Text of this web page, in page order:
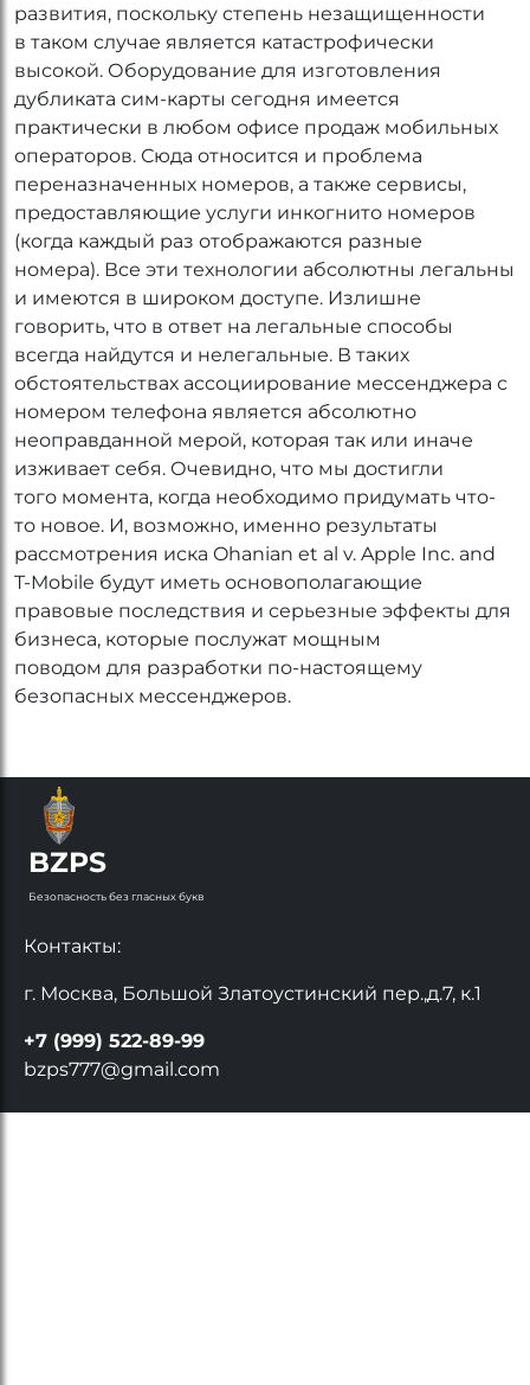
развития, поскольку степень незащищенности
в таком случае является катастрофически
высокой. Оборудование для изготовления
дубликата сим-карты сегодня имеется
практически в любом офисе продаж мобильных
операторов. Сюда относится и проблема
переназначенных номеров, а также сервисы,
предоставляющие услуги инкогнито номеров
(когда каждый раз отображаются разные
номера). Все эти технологии абсолютны легальны
и имеются в широком доступе. Излишне
говорить, что в ответ на легальные способы
всегда найдутся и нелегальные. В таких
обстоятельствах ассоциирование мессенджера с
номером телефона является абсолютно
неоправданной мерой, которая так или иначе
изживает себя. Очевидно, что мы достигли
того момента, когда необходимо придумать что-
то новое. И, возможно, именно результаты
рассмотрения иска Ohanian et al v. Apple Inc. and
T-Mobile будут иметь основополагающие
правовые последствия и серьезные эффекты для
бизнеса, которые послужат мощным
поводом для разработки по-настоящему
безопасных мессенджеров.
BZPS
Безопасность без гласных букв
Контакты:
г. Москва, Большой Златоустинский пер.,д.7, к.1
+7 (999) 522-89-99
bzps777@gmail.com